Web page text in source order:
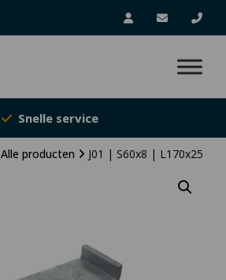
Snelle service
Alle producten J01 | S60x8 | L170x25